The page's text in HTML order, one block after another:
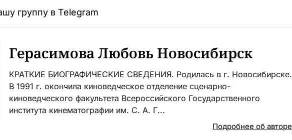
группу в Telegram
Герасимова Любовь Новосибирск
КРАТКИЕ БИОГРАФИЧЕСКИЕ СВЕДЕНИЯ. Родилась в г. Новосибирске.
В 1991 г. окончила киноведческое отделение сценарно-
киноведческого факультета Всероссийского Государственного
института кинематографии им. С. А. Г...
Подробнее об авторе